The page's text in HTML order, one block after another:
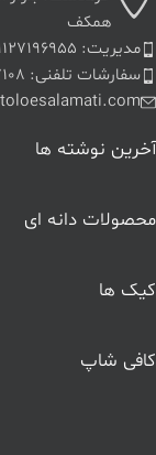
همکف
مدیریت: ۰۹۱۲۷۱۹۶۹۵۵
سفارشات تلفنی: ۰۲۱۸۷۱۰۸ داخلی ۴۰۷ – ۰۹۳۷۰۴۰۵۳۱۴ – ۰۹۱۲۸۲۱۲۰۰۳
آخرین نوشته ها
محصولات دانه ای
کیک ها
کافی شاپ